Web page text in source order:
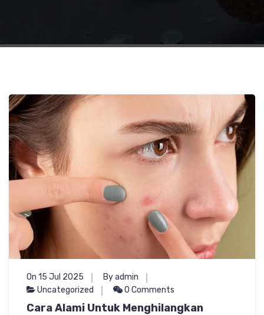
On 15 Jul 2025
By admin
Uncategorized
0 Comments
Cara Alami Untuk Menghilangkan